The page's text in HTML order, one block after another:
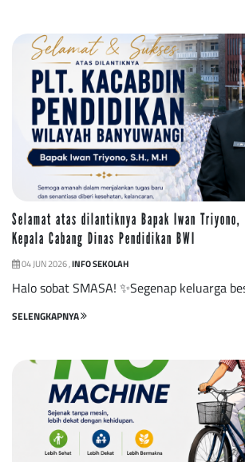
Selamat atas dilantiknya Bapak Iwan
Kepala Cabang Dinas Pendidikan BWI
04 JUN 2026 ,INFO SEKOLAH
Halo sobat SMASA! ✨Segenap keluarga
SELENGKAPNYA